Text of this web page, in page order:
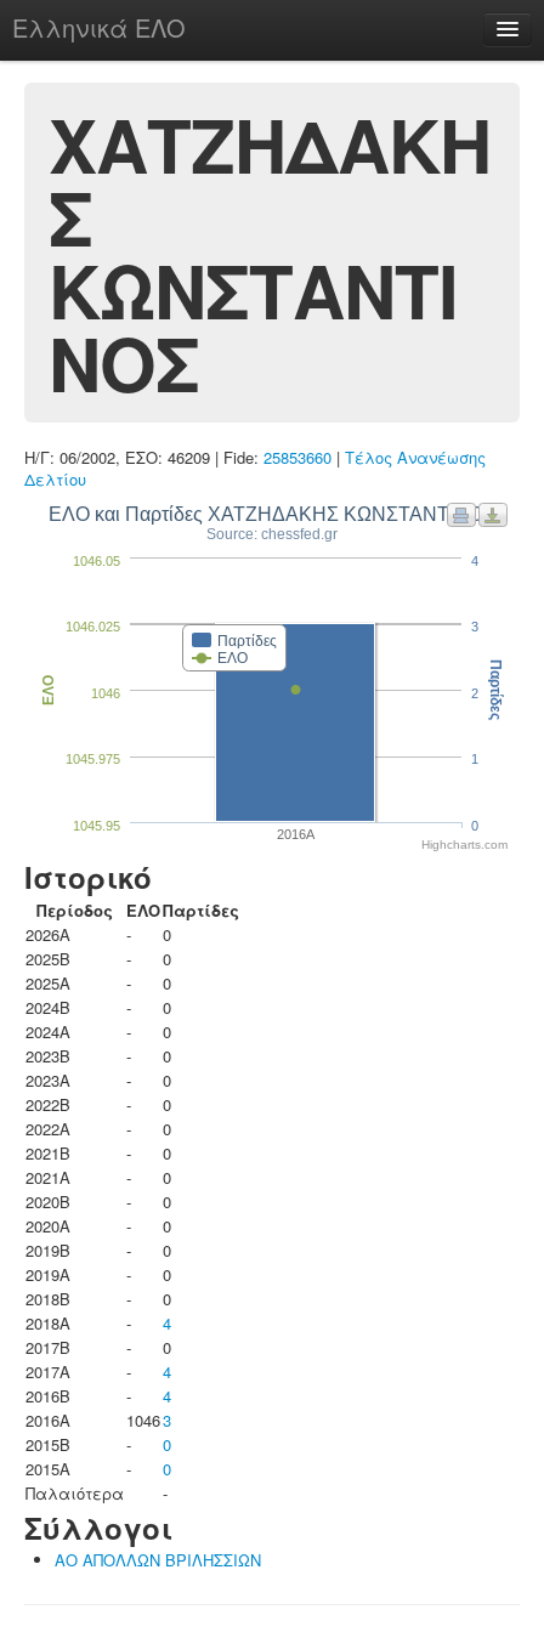
Ελληνικά ΕΛΟ
chesstu.be @ discord
Login
ΧΑΤΖΗΔΑΚΗ
Σ
ΚΩΝΣΤΑΝΤΙ
ΝΟΣ
Η/Γ: 06/2002, ΕΣΟ: 46209 | Fide: 25853660 | Τέλος Ανανέωσης
Δελτίου
ΕΛΟ και Παρτίδες ΧΑΤΖΗΔΑΚΗΣ ΚΩΝΣΤΑΝΤΙΝΟΣ
Source: chessfed.gr
Παρτίδες
ΕΛΟ
2016A
1045.95
1045.975
1046
1046.025
1046.05
ΕΛΟ
0
1
2
3
4
Παρτίδες
Highcharts.com
Ιστορικό
Περίοδος ΕΛΟΠαρτίδες
2026A
-
0
2025B
-
0
2025A
-
0
2024B
-
0
2024A
-
0
2023B
-
0
2023Α
-
0
2022B
-
0
2022A
-
0
2021B
-
0
2021A
-
0
2020B
-
0
2020A
-
0
2019B
-
0
2019A
-
0
2018B
-
0
2018A
-
4
2017B
-
0
2017A
-
4
2016B
-
4
2016A
10463
2015B
-
0
2015A
-
0
Παλαιότερα
-
Σύλλογοι
ΑΟ ΑΠΟΛΛΩΝ ΒΡΙΛΗΣΣΙΩΝ